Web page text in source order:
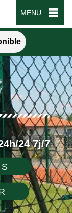
MENU
24 7j/7